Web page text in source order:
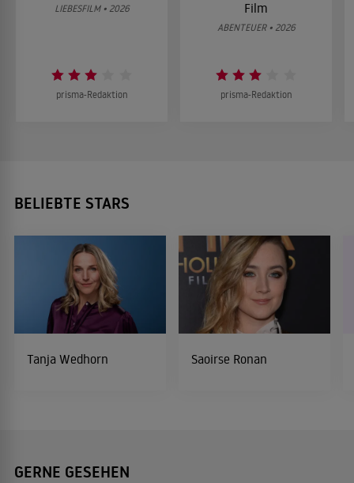
LIEBESFILM • 2026
prisma-Redaktion
Film
ABENTEUER • 2026
prisma-Redaktion
BELIEBTE STARS
Tanja Wedhorn Saoirse Ronan
GERNE GESEHEN